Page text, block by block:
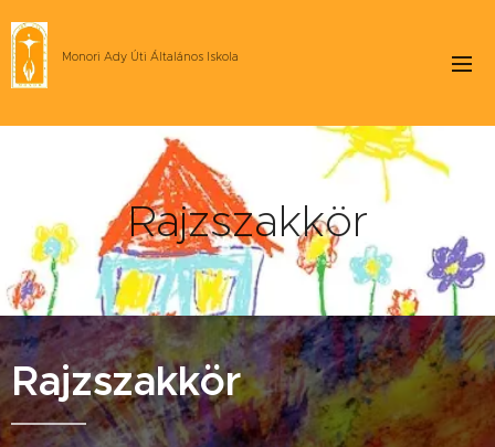
Monori Ady Úti Általános Iskola
Rajzszakkör
Rajzszakkör